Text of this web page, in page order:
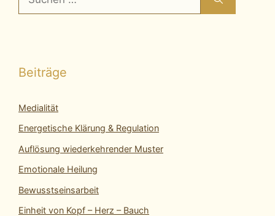
nach:
Beiträge
Medialität
Energetische Klärung & Regulation
Auflösung wiederkehrender Muster
Emotionale Heilung
Bewusstseinsarbeit
Einheit von Kopf – Herz – Bauch